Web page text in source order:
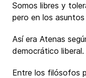
Somos libres y
pero en los
Así era Atenas
democrático liberal.
Entre los filósofos